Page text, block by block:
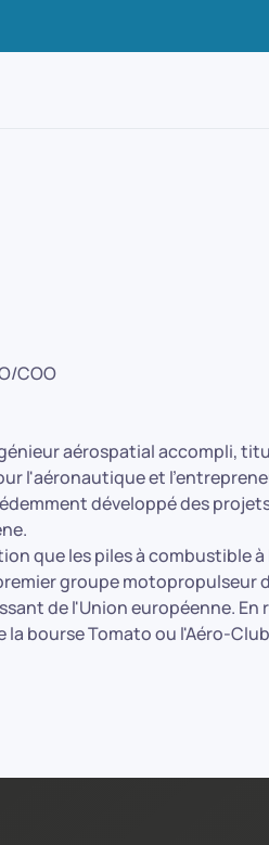
COO
aérospatial accompli,
l'aéronautique et
développé des
que les piles à combustible
groupe motopropulseur
de l'Union européenne.
bourse Tomato ou l'Aéro-